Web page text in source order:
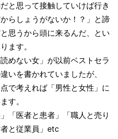
と思って接触していけば行き
らしょうがないか！？」と諦
思うから頭に来るんだ、とい
ます。
めない女」が以前ベストセラ
いを書かれていましたが、
で考えれば「男性と女性」に
す。
「医者と患者」「職人と売り
と従業員」etc